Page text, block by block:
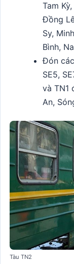
Tam
Đồng
Sy,
Bình,
Đón
SE5,
và TN1
An,
Tàu TN2